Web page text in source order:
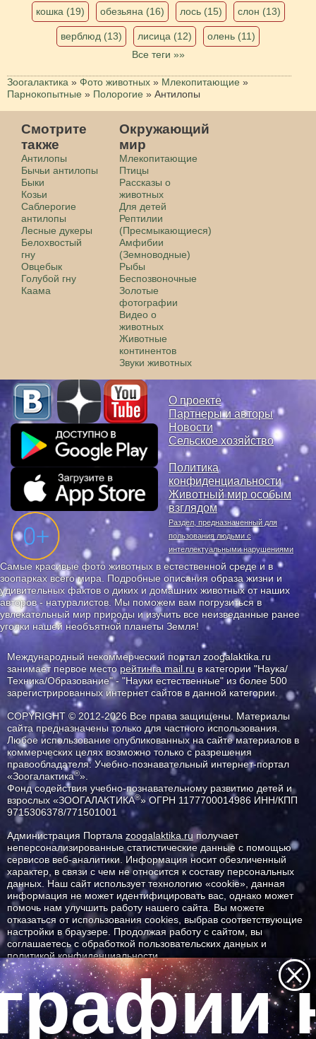
кошка (19) обезьяна (16) лось (15) слон (13)
верблюд (13) лисица (12)
олень (11)
Все теги »»
Зоогалактика » Фото животных » Млекопитающие »
Парнокопытные » Полорогие » Антилопы
Смотрите
также
Антилопы
Бычьи антилопы
Быки
Козьи
Саблерогие
антилопы
Лесные дукеры
Белохвостый
гну
Овцебык
Голубой гну
Каама
Окружающий
мир
Млекопитающие
Птицы
Рассказы о
животных
Для детей
Рептилии
(Пресмыкающиеся)
Амфибии
(Земноводные)
Рыбы
Беспозвоночные
Золотые
фотографии
Видео о
животных
Животные
континентов
Звуки животных
О проекте
Партнеры и авторы
Новости
Сельское хозяйство
Политика
конфиденциальности
Животный мир особым
взглядом
Раздел, предназначенный для
пользования людьми с
интеллектуальными нарушениями
Самые красивые фото животных в естественной среде и в
зоопарках всего мира. Подробные описания образа жизни и
удивительных фактов о диких и домашних животных от наших
авторов - натуралистов. Мы поможем вам погрузиться в
увлекательный мир природы и изучить все неизведанные ранее
уголки нашей необъятной планеты Земля!
Международный некоммерческий портал zoogalaktika.ru
занимает первое месторейтинга mail.ru в категории "Наука/
Техника/Образование" - "Науки естественные" из более 500
зарегистрированных интернет сайтов в данной категории.
COPYRIGHT © 2012-2026 Все права защищены. Материалы
сайта предназначены только для частного использования.
Любое использование опубликованных на сайте материалов в
коммерческих целях возможно только с разрешения
правообладателя: Учебно-познавательный интернет-портал
«Зоогалактика®».
Фонд содействия учебно-познавательному развитию детей и
взрослых «ЗООГАЛАКТИКА®» ОГРН 1177700014986 ИНН/КПП
9715306378/771501001
Администрация Портала zoogalaktika.ruполучает
неперсонализированные статистические данные с помощью
сервисов веб-аналитики. Информация носит обезличенный
характер, в связи с чем не относится к составу персональных
данных. Наш сайт использует технологию «cookie», данная
информация не может идентифицировать вас, однако может
помочь нам улучшить работу нашего сайта. Вы можете
отказаться от использования cookies, выбрав соответствующие
настройки в браузере. Продолжая работу с сайтом, вы
соглашаетесь с обработкой пользовательских данных и
политикой конфиденциальности.
ID ресурса: 293